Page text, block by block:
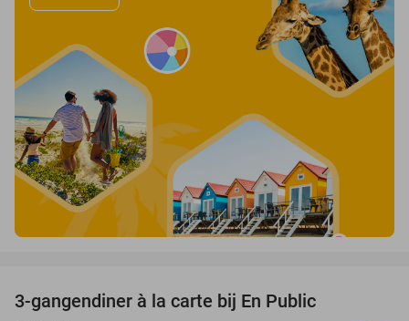
3-gangendiner à la carte bij En Public